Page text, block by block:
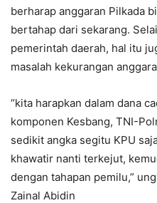
berharap anggaran Pilkada
bertahap dari sekarang.
pemerintah daerah, hal itu
masalah kekurangan
“kita harapkan dalam dana
komponen Kesbang, TNI-
sedikit angka segitu KPU
khawatir nanti terkejut,
dengan tahapan pemilu,”
Zainal Abidin